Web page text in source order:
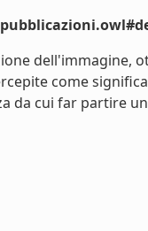
dell'immagine,
come
da cui far partire